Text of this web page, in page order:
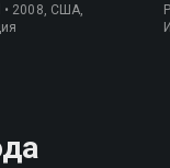
• 2008, США,